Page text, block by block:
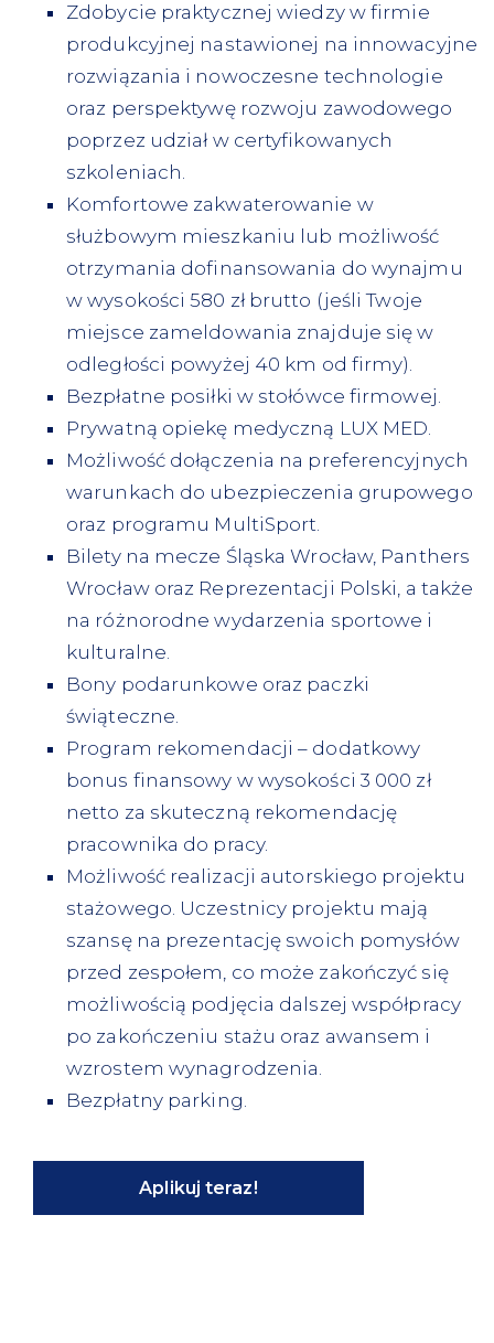
Zdobycie praktycznej wiedzy w firmie
produkcyjnej nastawionej na innowacyjne
rozwiązania i nowoczesne technologie
oraz perspektywę rozwoju zawodowego
poprzez udział w certyfikowanych
szkoleniach.
Komfortowe zakwaterowanie w
służbowym mieszkaniu lub możliwość
otrzymania dofinansowania do wynajmu
w wysokości 580 zł brutto (jeśli Twoje
miejsce zameldowania znajduje się w
odległości powyżej 40 km od firmy).
Bezpłatne posiłki w stołówce firmowej.
Prywatną opiekę medyczną LUX MED.
Możliwość dołączenia na preferencyjnych
warunkach do ubezpieczenia grupowego
oraz programu MultiSport.
Bilety na mecze Śląska Wrocław, Panthers
Wrocław oraz Reprezentacji Polski, a także
na różnorodne wydarzenia sportowe i
kulturalne.
Bony podarunkowe oraz paczki
świąteczne.
Program rekomendacji – dodatkowy
bonus finansowy w wysokości 3 000 zł
netto za skuteczną rekomendację
pracownika do pracy.
Możliwość realizacji autorskiego projektu
stażowego. Uczestnicy projektu mają
szansę na prezentację swoich pomysłów
przed zespołem, co może zakończyć się
możliwością podjęcia dalszej współpracy
po zakończeniu stażu oraz awansem i
wzrostem wynagrodzenia.
Bezpłatny parking.
Aplikuj teraz!